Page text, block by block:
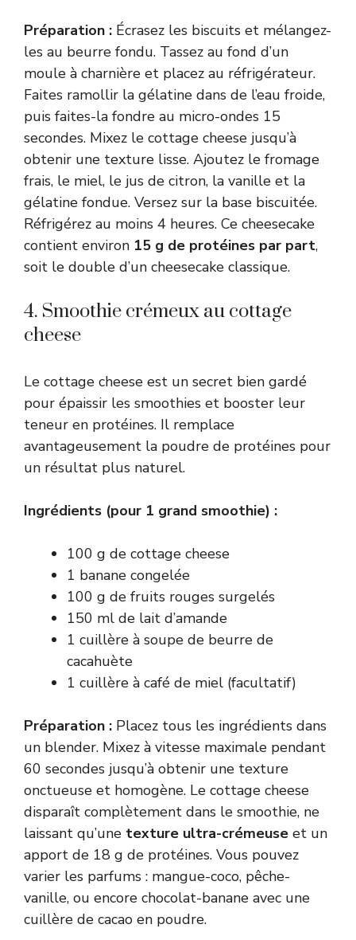
Préparation : Écrasez les biscuits et mélangez-
les au beurre fondu. Tassez au fond d’un
moule à charnière et placez au réfrigérateur.
Faites ramollir la gélatine dans de l’eau froide,
puis faites-la fondre au micro-ondes 15
secondes. Mixez le cottage cheese jusqu’à
obtenir une texture lisse. Ajoutez le fromage
frais, le miel, le jus de citron, la vanille et la
gélatine fondue. Versez sur la base biscuitée.
Réfrigérez au moins 4 heures. Ce cheesecake
contient environ 15 g de protéines par part,
soit le double d’un cheesecake classique.
4. Smoothie crémeux au cottage
cheese
Le cottage cheese est un secret bien gardé
pour épaissir les smoothies et booster leur
teneur en protéines. Il remplace
avantageusement la poudre de protéines pour
un résultat plus naturel.
Ingrédients (pour 1 grand smoothie) :
100 g de cottage cheese
1 banane congelée
100 g de fruits rouges surgelés
150 ml de lait d’amande
1 cuillère à soupe de beurre de
cacahuète
1 cuillère à café de miel (facultatif)
Préparation : Placez tous les ingrédients dans
un blender. Mixez à vitesse maximale pendant
60 secondes jusqu’à obtenir une texture
onctueuse et homogène. Le cottage cheese
disparaît complètement dans le smoothie, ne
laissant qu’une texture ultra-crémeuse et un
apport de 18 g de protéines. Vous pouvez
varier les parfums : mangue-coco, pêche-
vanille, ou encore chocolat-banane avec une
cuillère de cacao en poudre.